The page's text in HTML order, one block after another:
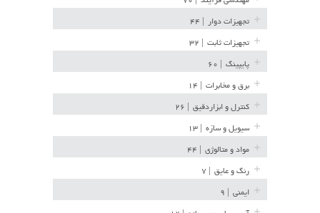
تجهیزات دوار
تجهیزات ثابت
پایپینگ
برق و مخابرات
کنترل و ابزاردقیق
سیویل و سازه
مواد و متالوژی
رنگ و عایق
ایمنی